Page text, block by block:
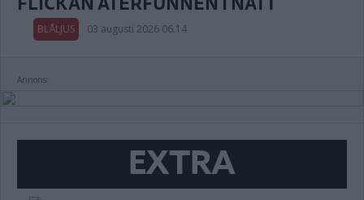
BLÅLJUS 03 augusti 2026 06.14
Annons:
EXTRA